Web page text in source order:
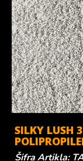
SILKY LUSH
Šifra Artikla: